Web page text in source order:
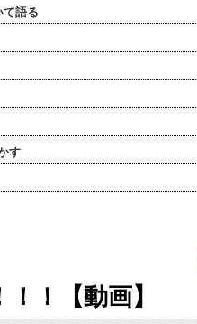
て語る
す
！【動画】